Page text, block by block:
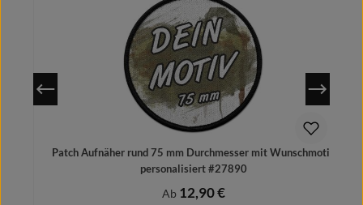
Patch Aufnäher rund 75 mm Durchmesser mit Wunschmotiv
personalisiert #27890
Regulärer Preis:
Ab 12,90 €